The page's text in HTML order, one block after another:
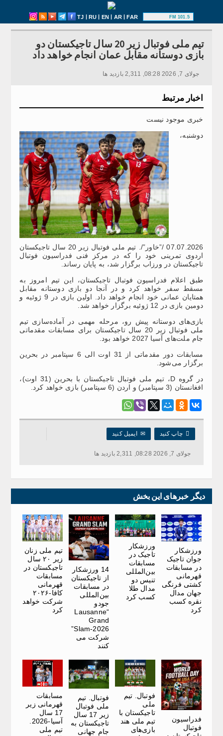
TJ | RU | EN | AR|FAR 101.5 FM
تیم ملی فوتبال زیر 20 سال تاجیکستان دو
بازی دوستانه مقابل عمان انجام خواهد داد
جولای 7, 2026 08:28, 2,311 بازدید ها
اخبار مرتبط
خبری موجود نیست
دوشنبه،
07.07.2026 /”خاور”/. تیم ملی فوتبال زیر 20 سال تاجیکستان
اردوی تمرینی خود را که در مرکز فنی فدراسیون فوتبال
تاجیکستان در ورزاب برگزار شد، به پایان رساند.
طبق اعلام فدراسیون فوتبال تاجیکستان، این تیم امروز به
مسقط سفر خواهد کرد و در آنجا دو بازی دوستانه مقابل
همتایان عمانی خود انجام خواهد داد. اولین بازی در 9 ژوئیه و
دومین بازی در 12 ژوئیه برگزار خواهد شد.
بازی‌های دوستانه پیش رو، مرحله مهمی در آماده‌سازی تیم
ملی فوتبال زیر 20 سال تاجیکستان برای مسابقات مقدماتی
جام ملت‌های آسیا 2027 خواهد بود.
مسابقات دور مقدماتی از 31 اوت الی 6 سپتامبر در بحرین
برگزار می‌شود.
در گروه D، تیم ملی فوتبال تاجیکستان با بحرین (31 اوت)،
افغانستان (3 سپتامبر) و اردن (6 سپتامبر) بازی خواهد کرد.
 چاپ کنید ✉ایمیل کنید
جولای 7, 2026 08:28, 2,311 بازدید ها
دیگر خبرهای این بخش
ورزشکار
جوان تاجیک
در مسابقات
قهرمانی
کشتی فرنگی
جهان مدال
نقره کسب
کرد
ورزشکار
تاجیک در
مسابقات
بین‌المللی
تنیس دو
مدال طلا
کسب کرد
14 ورزشکار
از تاجیکستان
در مسابقات
بین‌المللی
جودو
“Lausanne
Grand
Slam-2026”
شرکت می
کنند
تیم ملی زنان
زیر ۲۰ سال
تاجیکستان در
مسابقات
قهرمانی
کافا-۲۰۲۶
شرکت خواهد
کرد
فدراسیون
فوتبال
فوتبال. تیم
ملی
تاجیکستان با
تیم ملی هند
بازی‌های
فوتبال. تیم
ملی فوتبال
زیر 17 سال
تاجیکستان به
جام جهانی
مسابقات
قهرمانی زیر
17 سال
تیم ملی